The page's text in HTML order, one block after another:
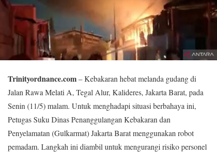
Trinityordnance.com– Kebakaran hebat melanda gudang di
Jalan Rawa Melati A, Tegal Alur, Kalideres, Jakarta Barat, pada
Senin (11/5) malam. Untuk menghadapi situasi berbahaya ini,
Petugas Suku Dinas Penanggulangan Kebakaran dan
Penyelamatan (Gulkarmat) Jakarta Barat menggunakan robot
pemadam. Langkah ini diambil untuk mengurangi risiko personel